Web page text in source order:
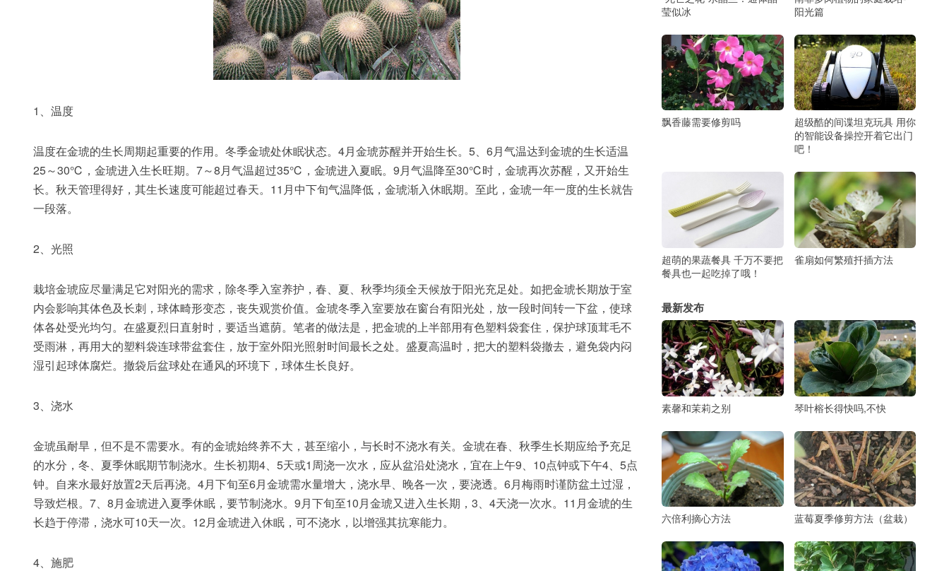
1、温度
温度在金琥的生长周期起重要的作用。冬季金琥处休眠状态。4月金琥苏醒并开始生长。5、6月气温达到金琥的生长适温
25～30℃，金琥进入生长旺期。7～8月气温超过35℃，金琥进入夏眠。9月气温降至30℃时，金琥再次苏醒，又开始生
长。秋天管理得好，其生长速度可能超过春天。11月中下旬气温降低，金琥渐入休眠期。至此，金琥一年一度的生长就告
一段落。
2、光照
栽培金琥应尽量满足它对阳光的需求，除冬季入室养护，春、夏、秋季均须全天候放于阳光充足处。如把金琥长期放于室
内会影响其体色及长刺，球体畸形变态，丧失观赏价值。金琥冬季入室要放在窗台有阳光处，放一段时间转一下盆，使球
体各处受光均匀。在盛夏烈日直射时，要适当遮荫。笔者的做法是，把金琥的上半部用有色塑料袋套住，保护球顶茸毛不
受雨淋，再用大的塑料袋连球带盆套住，放于室外阳光照射时间最长之处。盛夏高温时，把大的塑料袋撤去，避免袋内闷
湿引起球体腐烂。撤袋后盆球处在通风的环境下，球体生长良好。
3、浇水
金琥虽耐旱，但不是不需要水。有的金琥始终养不大，甚至缩小，与长时不浇水有关。金琥在春、秋季生长期应给予充足
的水分，冬、夏季休眠期节制浇水。生长初期4、5天或1周浇一次水，应从盆沿处浇水，宜在上午9、10点钟或下午4、5点
钟。自来水最好放置2天后再浇。4月下旬至6月金琥需水量增大，浇水早、晚各一次，要浇透。6月梅雨时谨防盆土过湿，
导致烂根。7、8月金琥进入夏季休眠，要节制浇水。9月下旬至10月金琥又进入生长期，3、4天浇一次水。11月金琥的生
长趋于停滞，浇水可10天一次。12月金琥进入休眠，可不浇水，以增强其抗寒能力。
4、施肥
莹似冰
阳光篇
飘香藤需要修剪吗
超级酷的间谍坦克玩具 用你
的智能设备操控开着它出门
吧！
超萌的果蔬餐具 千万不要把
餐具也一起吃掉了哦！
雀扇如何繁殖扦插方法
最新发布
素馨和茉莉之别 琴叶榕长得快吗,不快
六倍利摘心方法 蓝莓夏季修剪方法（盆栽）